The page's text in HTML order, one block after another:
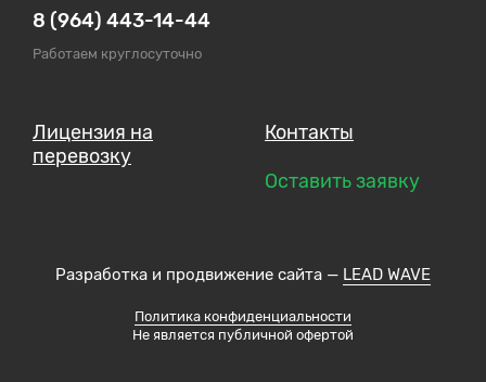
8 (964) 443-14-44
Работаем круглосуточно
Лицензия на
перевозку
Контакты
Оставить заявку
Разработка и продвижение сайта — LEAD WAVE
Политика конфиденциальности
Не является публичной офертой